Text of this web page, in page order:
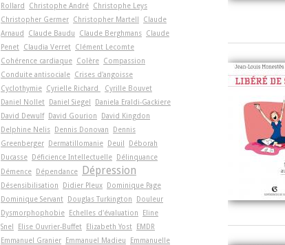
Rollard
Christophe André Christophe Leys
Christopher Germer Christopher Martell
Claude
Arnaud
Claude Baudu Claude Berghmans Claude
Penet Claudia Verret Clément Lecomte
Cohérence cardiaque Colère Compassion
Conduite antisociale Crises d'angoisse
Cyclothymie Cyrielle Richard
Cyrille Bouvet
Daniel Nollet Daniel Siegel
Daniela Eraldi-Gackiere
David Dewulf David Gourion
David Kingdon
Delphine Nelis Dennis Donovan
Dennis
Greenberger Dermatillomanie Deuil
Déborah
Ducasse Déficience Intellectuelle Délinquance
Démence Dépendance Dépression
Désensibilisation Didier Pleux Dominique Page
Dominique Servant Douglas Turkington
Douleur
Dysmorphophobie Echelles d'évaluation
Eline
Snel
Elise Ouvrier-Buffet Elizabeth Yost EMDR
Emmanuel Granier Emmanuel Madieu
Emmanuelle